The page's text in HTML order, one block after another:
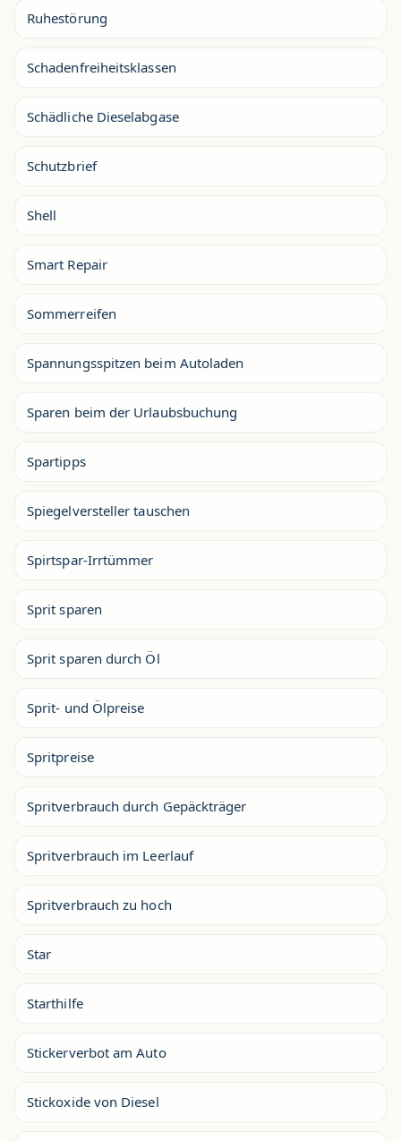
Ruhestörung
Schadenfreiheitsklassen
Schädliche Dieselabgase
Schutzbrief
Shell
Smart Repair
Sommerreifen
Spannungsspitzen beim Autoladen
Sparen beim der Urlaubsbuchung
Spartipps
Spiegelversteller tauschen
Spirtspar-Irrtümmer
Sprit sparen
Sprit sparen durch Öl
Sprit- und Ölpreise
Spritpreise
Spritverbrauch durch Gepäckträger
Spritverbrauch im Leerlauf
Spritverbrauch zu hoch
Star
Starthilfe
Stickerverbot am Auto
Stickoxide von Diesel